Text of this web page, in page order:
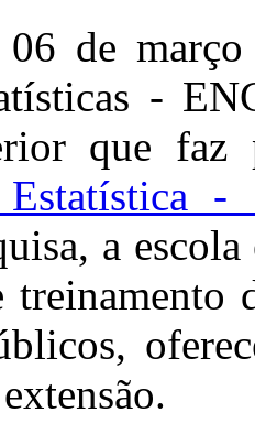
06 de
-
que
-
a